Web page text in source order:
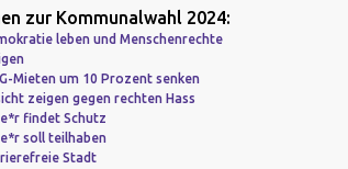
zur Kommunalwahl 2024:
leben und Menschenrechte
Mieten um 10 Prozent senken
zeigen gegen rechten Hass
findet Schutz
soll teilhaben
Stadt